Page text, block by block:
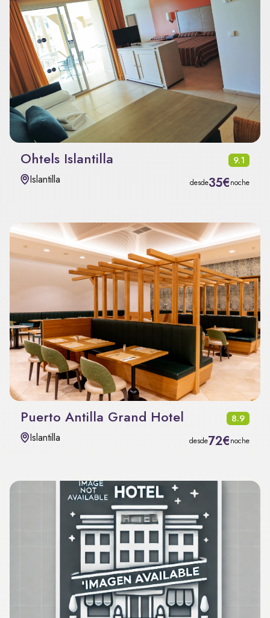
Ohtels Islantilla 9.1
Islantilla desde35€noche
Puerto Antilla Grand Hotel 8.9
Islantilla desde72€noche